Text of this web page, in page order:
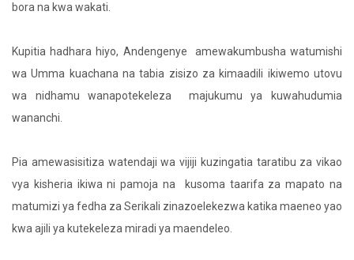
bora na kwa wakati.
Kupitia hadhara hiyo, Andengenye amewakumbusha watumishi
wa Umma kuachana na tabia zisizo za kimaadili ikiwemo utovu
wa nidhamu wanapotekeleza majukumu ya kuwahudumia
wananchi.
Pia amewasisitiza watendaji wa vijiji kuzingatia taratibu za vikao
vya kisheria ikiwa ni pamoja na kusoma taarifa za mapato na
matumizi ya fedha za Serikali zinazoelekezwa katika maeneo yao
kwa ajili ya kutekeleza miradi ya maendeleo.